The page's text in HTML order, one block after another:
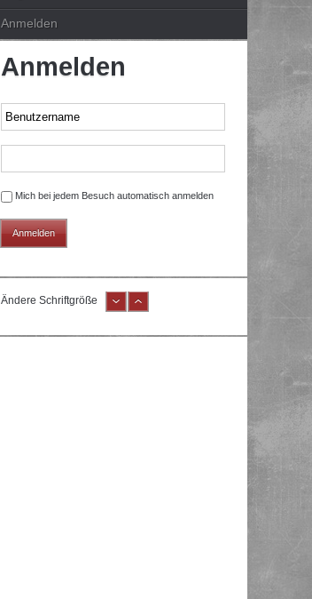
Anmelden
Anmelden
Mich bei jedem Besuch automatisch anmelden
Ändere Schriftgröße